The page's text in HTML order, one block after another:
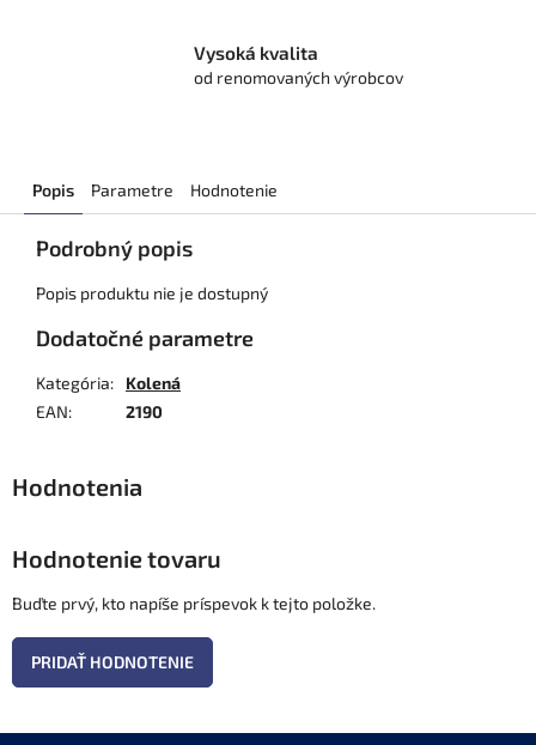
Vysoká kvalita
od renomovaných výrobcov
Popis Parametre Hodnotenie
Podrobný popis
Popis produktu nie je dostupný
Dodatočné parametre
Kategória:
Kolená
EAN: 2190
Hodnotenie tovaru
Buďte prvý, kto napíše príspevok k tejto položke.
PRIDAŤ HODNOTENIE